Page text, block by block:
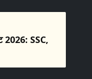
2026: SSC,